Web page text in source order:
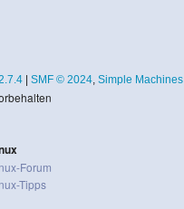
| SMF © 2024, Simple Machines
Forum
Tipps